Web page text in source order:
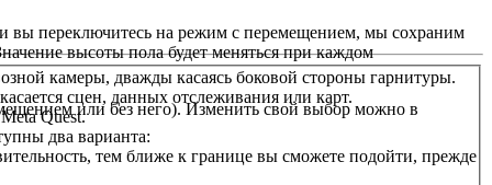
камеры, дважды касаясь боковой стороны гарнитуры.
сцен, данных отслеживания или карт.
Quest.
два варианта:
тем ближе к границе вы сможете подойти, прежде
вы переключитесь на режим с перемещением, мы сохраним
высоты пола будет меняться при каждом
или без него). Изменить свой выбор можно в